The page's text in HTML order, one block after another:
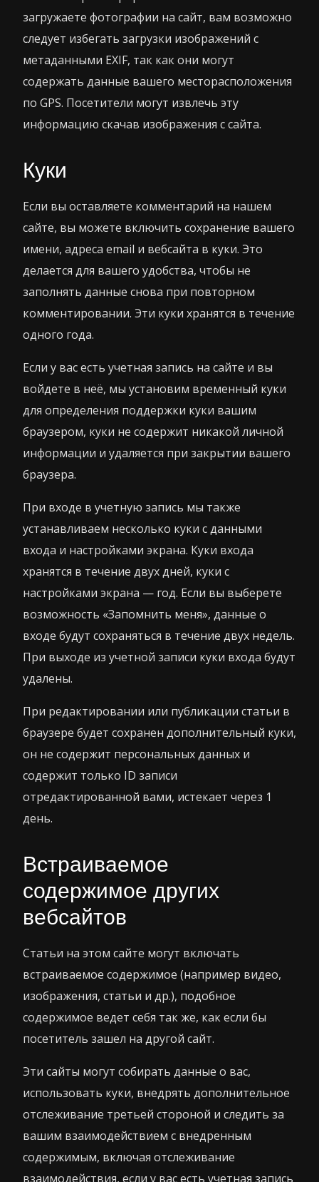
загружаете фотографии на сайт, вам возможно
следует избегать загрузки изображений с
метаданными EXIF, так как они могут
содержать данные вашего месторасположения
по GPS. Посетители могут извлечь эту
информацию скачав изображения с сайта.
Куки
Если вы оставляете комментарий на нашем
сайте, вы можете включить сохранение вашего
имени, адреса email и вебсайта в куки. Это
делается для вашего удобства, чтобы не
заполнять данные снова при повторном
комментировании. Эти куки хранятся в течение
одного года.
Если у вас есть учетная запись на сайте и вы
войдете в неё, мы установим временный куки
для определения поддержки куки вашим
браузером, куки не содержит никакой личной
информации и удаляется при закрытии вашего
браузера.
При входе в учетную запись мы также
устанавливаем несколько куки с данными
входа и настройками экрана. Куки входа
хранятся в течение двух дней, куки с
настройками экрана — год. Если вы выберете
возможность «Запомнить меня», данные о
входе будут сохраняться в течение двух недель.
При выходе из учетной записи куки входа будут
удалены.
При редактировании или публикации статьи в
браузере будет сохранен дополнительный куки,
он не содержит персональных данных и
содержит только ID записи
отредактированной вами, истекает через 1
день.
Встраиваемое
содержимое других
вебсайтов
Статьи на этом сайте могут включать
встраиваемое содержимое (например видео,
изображения, статьи и др.), подобное
содержимое ведет себя так же, как если бы
посетитель зашел на другой сайт.
Эти сайты могут собирать данные о вас,
использовать куки, внедрять дополнительное
отслеживание третьей стороной и следить за
вашим взаимодействием с внедренным
содержимым, включая отслеживание
взаимодействия, если у вас есть учетная запись